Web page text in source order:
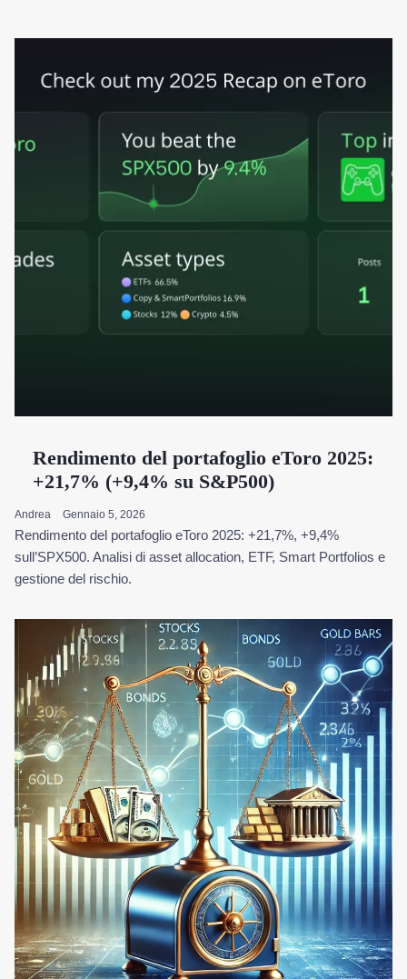
Rendimento del portafoglio eToro 2025:
+21,7% (+9,4% su S&P500)
Andrea Gennaio 5, 2026
Rendimento del portafoglio eToro 2025: +21,7%, +9,4%
sull’SPX500. Analisi di asset allocation, ETF, Smart Portfolios e
gestione del rischio.